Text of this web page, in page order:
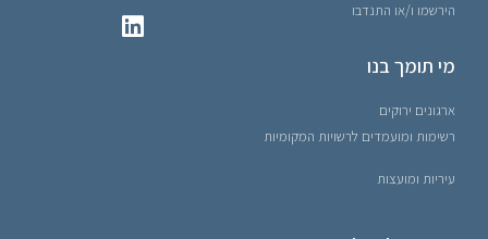
הירשמו ו/או התנדבו
מי תומך בנו
ארגונים ירוקים
רשימות ומועמדים לרשויות המקומיות
עיריות ומועצות